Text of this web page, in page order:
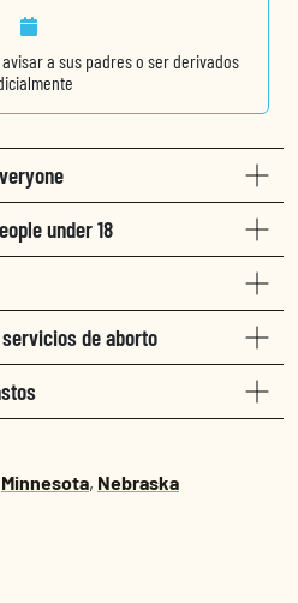
a sus padres o ser derivados
under 18
de aborto
Minnesota, Nebraska